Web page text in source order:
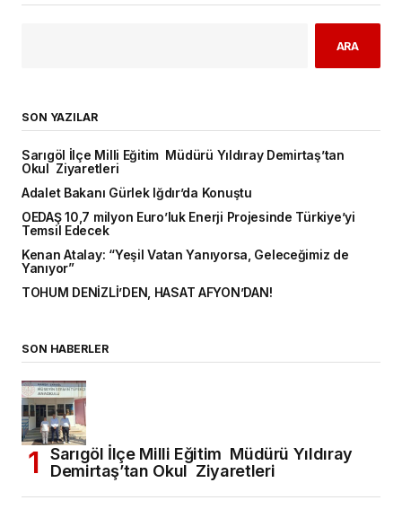
ARA
SON YAZILAR
Sarıgöl İlçe Milli Eğitim Müdürü Yıldıray Demirtaş’tan
Okul Ziyaretleri
Adalet Bakanı Gürlek Iğdır’da Konuştu
OEDAŞ 10,7 milyon Euro’luk Enerji Projesinde Türkiye’yi
Temsil Edecek
Kenan Atalay: “Yeşil Vatan Yanıyorsa, Geleceğimiz de
Yanıyor”
TOHUM DENİZLİ’DEN, HASAT AFYON’DAN!
SON HABERLER
Sarıgöl İlçe Milli Eğitim Müdürü Yıldıray
Demirtaş’tan Okul Ziyaretleri